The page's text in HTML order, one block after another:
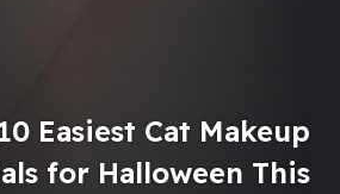
Easiest Cat Makeup
for Halloween This